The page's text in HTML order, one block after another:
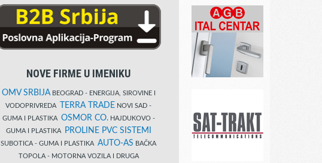
NOVE FIRME U IMENIKU
OMV SRBIJABEOGRAD - ENERGIJA, SIROVINE I
VODOPRIVREDA
TERRA TRADE NOVI SAD -
GUMA I PLASTIKA OSMOR CO.HAJDUKOVO -
GUMA I PLASTIKA
PROLINE PVC SISTEMI
SUBOTICA - GUMA I PLASTIKA AUTO-AS BAČKA
TOPOLA - MOTORNA VOZILA I DRUGA